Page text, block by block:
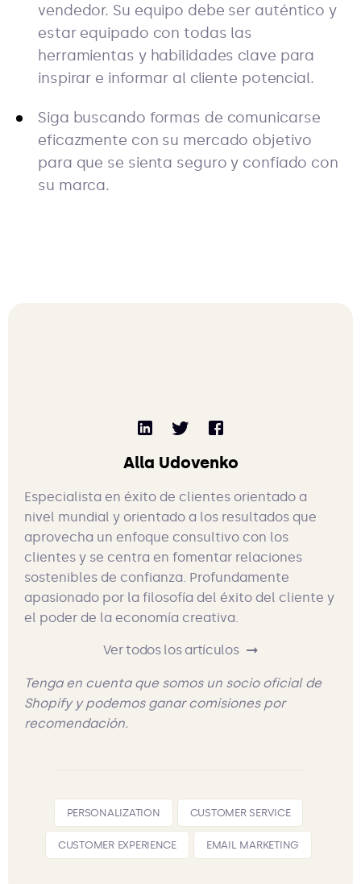
vendedor. Su equipo debe ser auténtico y
estar equipado con todas las
herramientas y habilidades clave para
inspirar e informar al cliente potencial.
Siga buscando formas de comunicarse
eficazmente con su mercado objetivo
para que se sienta seguro y confiado con
su marca.
Alla Udovenko
Especialista en éxito de clientes orientado a
nivel mundial y orientado a los resultados que
aprovecha un enfoque consultivo con los
clientes y se centra en fomentar relaciones
sostenibles de confianza. Profundamente
apasionado por la filosofía del éxito del cliente y
el poder de la economía creativa.
Ver todos los artículos
Tenga en cuenta que somos un socio oficial de
Shopify y podemos ganar comisiones por
recomendación.
PERSONALIZATION CUSTOMER SERVICE
CUSTOMER EXPERIENCE EMAIL MARKETING